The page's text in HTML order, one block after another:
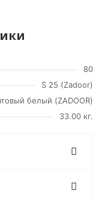
80
S 25 (Zadoor)
белый (ZADOOR)
33.00 кг.